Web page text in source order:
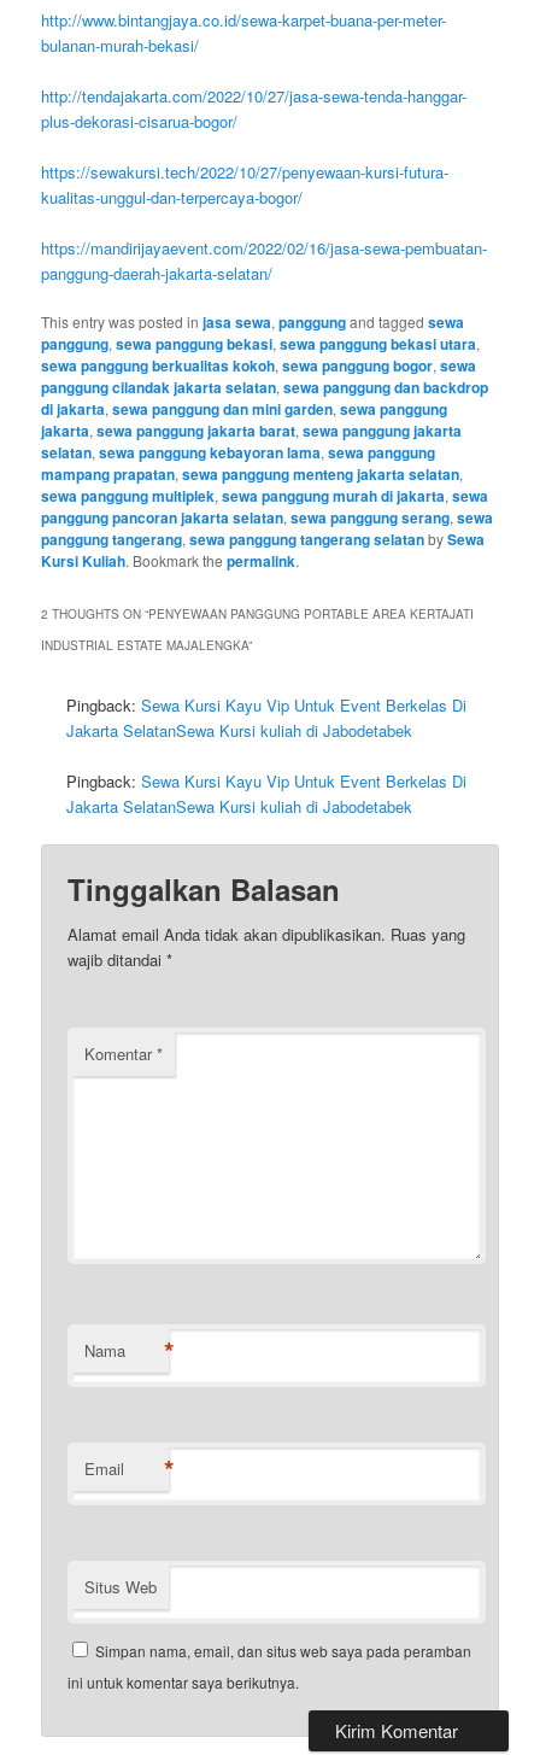
http://www.bintangjaya.co.id/sewa-karpet-buana-per-meter-
bulanan-murah-bekasi/
http://tendajakarta.com/2022/10/27/jasa-sewa-tenda-hanggar-
plus-dekorasi-cisarua-bogor/
https://sewakursi.tech/2022/10/27/penyewaan-kursi-futura-
kualitas-unggul-dan-terpercaya-bogor/
https://mandirijayaevent.com/2022/02/16/jasa-sewa-pembuatan-
panggung-daerah-jakarta-selatan/
This entry was posted injasa sewa,panggungand taggedsewa
panggung,sewa panggung bekasi,sewa panggung bekasi utara,
sewa panggung berkualitas kokoh,sewa panggung bogor,sewa
panggung cilandak jakarta selatan,sewa panggung dan backdrop
di jakarta,sewa panggung dan mini garden,sewa panggung
jakarta,sewa panggung jakarta barat,sewa panggung jakarta
selatan,sewa panggung kebayoran lama,sewa panggung
mampang prapatan,sewa panggung menteng jakarta selatan,
sewa panggung multiplek,sewa panggung murah di jakarta,sewa
panggung pancoran jakarta selatan,sewa panggung serang,sewa
panggung tangerang,sewa panggung tangerang selatanbySewa
Kursi Kuliah. Bookmark thepermalink.
2 THOUGHTS ON “PENYEWAAN PANGGUNG PORTABLE AREA KERTAJATI
INDUSTRIAL ESTATE MAJALENGKA”
Pingback:Sewa Kursi Kayu Vip Untuk Event Berkelas Di
Jakarta SelatanSewa Kursi kuliah di Jabodetabek
Pingback:Sewa Kursi Kayu Vip Untuk Event Berkelas Di
Jakarta SelatanSewa Kursi kuliah di Jabodetabek
Tinggalkan Balasan
Alamat email Anda tidak akan dipublikasikan. Ruas yang
wajib ditandai*
Komentar*
Nama *
Email *
Situs Web
Simpan nama, email, dan situs web saya pada peramban
ini untuk komentar saya berikutnya.